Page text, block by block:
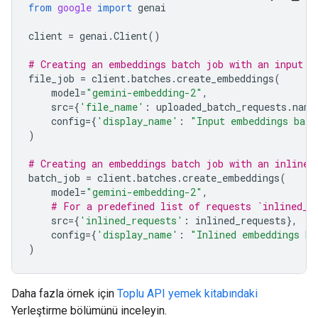
from google import genai
client = genai .Client()
# Creating an embeddings batch job with an input
file_job = client.batches .create_embeddings(
model="gemini-embedding-2" ,
src={ 'file_name' : uploaded_batch_requests .name
config={ 'display_name' :
"Input embeddings
)
# Creating an embeddings batch job with an inline
batch_job = client.batches .create_embeddings(
model="gemini-embedding-2" ,
# For a predefined list of requests
src={ 'inlined_requests' : inlined_requests},
config={ 'display_name' :
"Inlined embeddings
)
Daha fazla örnek için Toplu API yemek kitabındaki
Yerleştirme bölümünü inceleyin.